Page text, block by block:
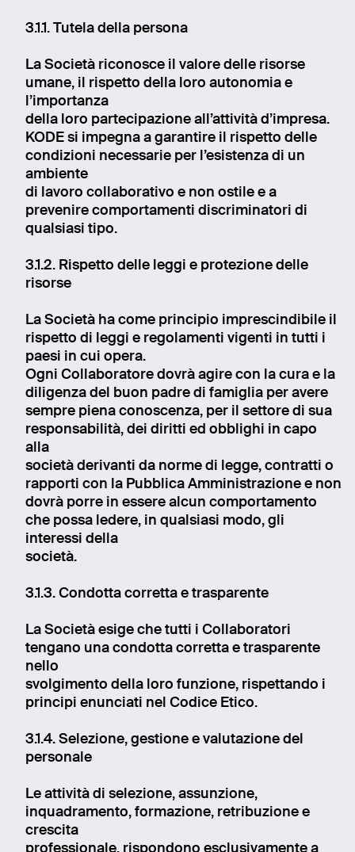
3.1.1. Tutela della persona
La Società riconosce il valore delle risorse
umane, il rispetto della loro autonomia e
l’importanza
della loro partecipazione all’attività d’impresa.
KODE si impegna a garantire il rispetto delle
condizioni necessarie per l’esistenza di un
ambiente
di lavoro collaborativo e non ostile e a
prevenire comportamenti discriminatori di
qualsiasi tipo.
3.1.2. Rispetto delle leggi e protezione delle
risorse
La Società ha come principio imprescindibile il
rispetto di leggi e regolamenti vigenti in tutti i
paesi in cui opera.
Ogni Collaboratore dovrà agire con la cura e la
diligenza del buon padre di famiglia per avere
sempre piena conoscenza, per il settore di sua
responsabilità, dei diritti ed obblighi in capo
alla
società derivanti da norme di legge, contratti o
rapporti con la Pubblica Amministrazione e non
dovrà porre in essere alcun comportamento
che possa ledere, in qualsiasi modo, gli
interessi della
società.
3.1.3. Condotta corretta e trasparente
La Società esige che tutti i Collaboratori
tengano una condotta corretta e trasparente
nello
svolgimento della loro funzione, rispettando i
principi enunciati nel Codice Etico.
3.1.4. Selezione, gestione e valutazione del
personale
Le attività di selezione, assunzione,
inquadramento, formazione, retribuzione e
crescita
professionale, rispondono esclusivamente a